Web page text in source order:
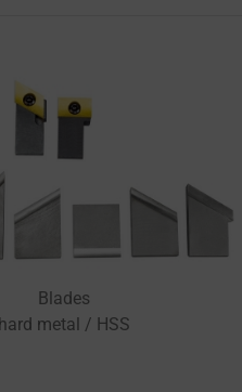
Blades
hard metal / HSS